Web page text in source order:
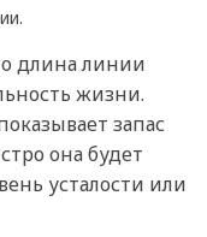
длина линии
жизни.
запас
она будет
усталости или